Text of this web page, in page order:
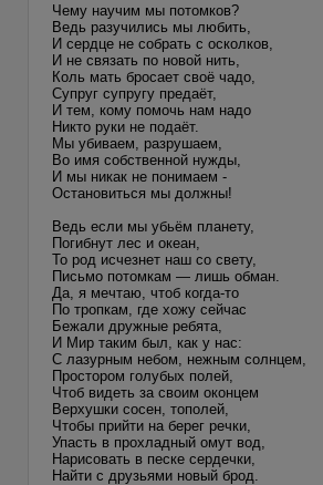
Чему научим мы потомков?
Ведь разучились мы любить,
И сердце не собрать с осколков,
И не связать по новой нить,
Коль мать бросает своё чадо,
Супруг супругу предаёт,
И тем, кому помочь нам надо
Никто руки не подаёт.
Мы убиваем, разрушаем,
Во имя собственной нужды,
И мы никак не понимаем -
Остановиться мы должны!
Ведь если мы убьём планету,
Погибнут лес и океан,
То род исчезнет наш со свету,
Письмо потомкам — лишь обман.
Да, я мечтаю, чтоб когда-то
По тропкам, где хожу сейчас
Бежали дружные ребята,
И Мир таким был, как у нас:
С лазурным небом, нежным солнцем,
Простором голубых полей,
Чтоб видеть за своим оконцем
Верхушки сосен, тополей,
Чтобы прийти на берег речки,
Упасть в прохладный омут вод,
Нарисовать в песке сердечки,
Найти с друзьями новый брод.